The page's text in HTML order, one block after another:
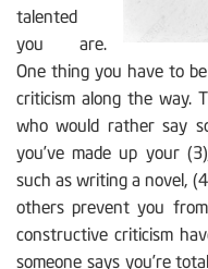
talented
you are.
One thing you have to
criticism along the way.
who would rather say
you’ve made up your
such as writing a novel,
others prevent you
constructive criticism
someone says you’re